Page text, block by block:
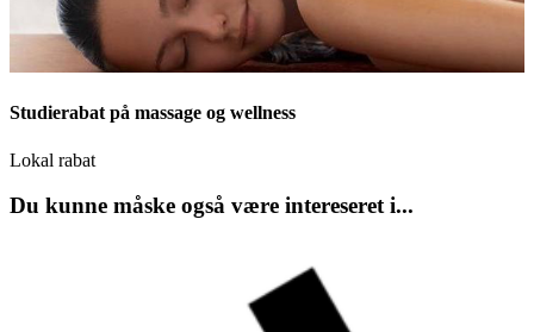
Studierabat på massage og wellness
Lokal rabat
Du kunne måske også være intereseret i...